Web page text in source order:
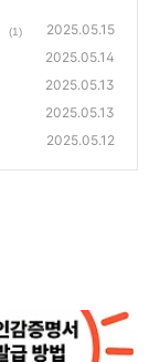
(1) 2025.05.15
2025.05.14
2025.05.13
2025.05.13
2025.05.12